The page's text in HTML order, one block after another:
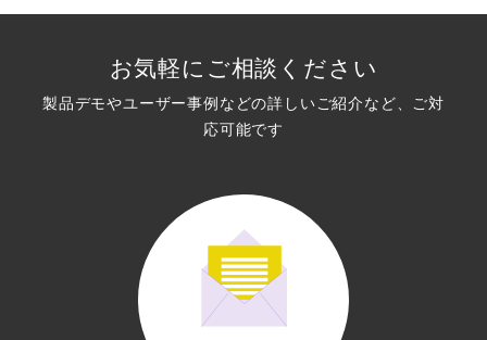
お気軽にご相談ください
製品デモやユーザー事例などの詳しいご紹介など、ご対
応可能です